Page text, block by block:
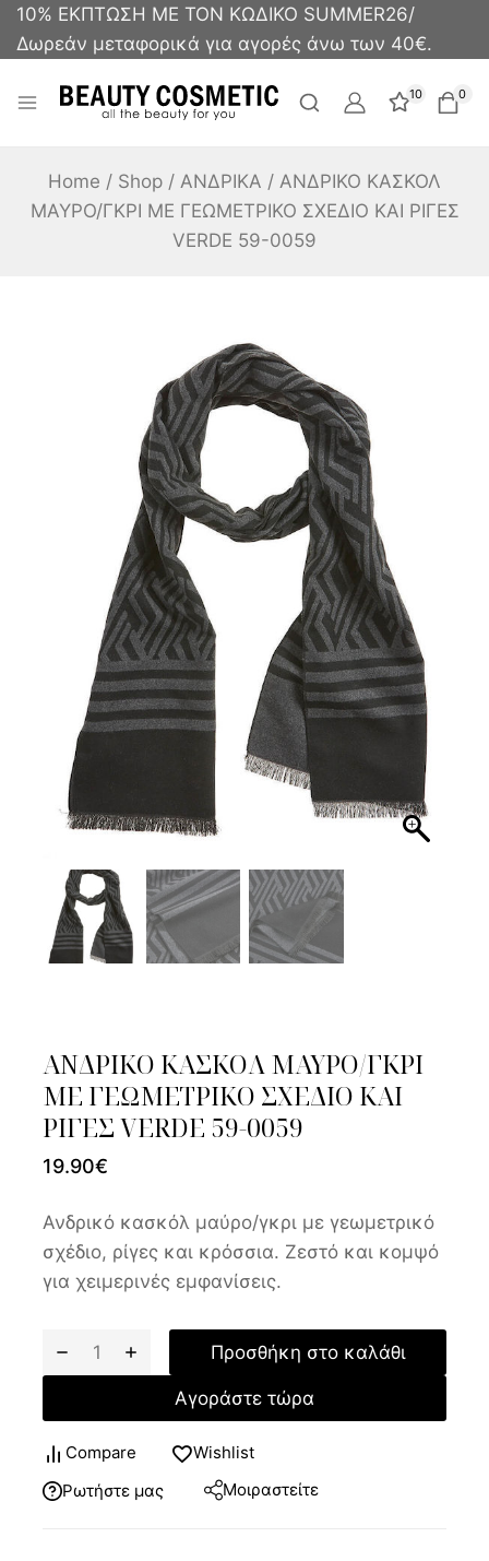
10% ΕΚΠΤΩΣΗ ΜΕ ΤΟΝ ΚΩΔΙΚΟ SUMMER26/
Δωρεάν μεταφορικά για αγορές άνω των 40€.
10 0
Home / Shop / ΑΝΔΡΙΚΑ / ΑΝΔΡΙΚΟ ΚΑΣΚΟΛ
ΜΑΥΡΟ/ΓΚΡΙ ΜΕ ΓΕΩΜΕΤΡΙΚΟ ΣΧΕΔΙΟ ΚΑΙ ΡΙΓΕΣ
VERDE 59-0059
ΑΝΔΡΙΚΟ ΚΑΣΚΟΛ ΜΑΥΡΟ/ΓΚΡΙ
ΜΕ ΓΕΩΜΕΤΡΙΚΟ ΣΧΕΔΙΟ ΚΑΙ
ΡΙΓΕΣ VERDE 59-0059
19.90€
Ανδρικό κασκόλ μαύρο/γκρι με γεωμετρικό
σχέδιο, ρίγες και κρόσσια. Ζεστό και κομψό
για χειμερινές εμφανίσεις.
Προσθήκη στο καλάθι
Αγοράστε τώρα
Compare
Wishlist
Ρωτήστε μας
Μοιραστείτε